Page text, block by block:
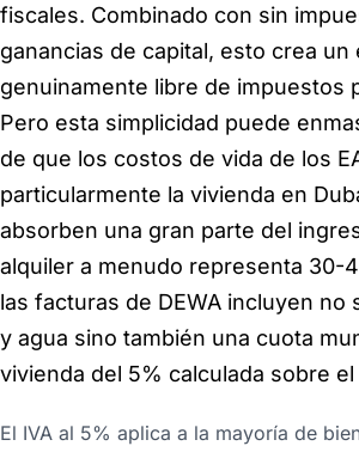
fiscales. Combinado con sin
ganancias de capital, esto crea un
genuinamente libre de impuestos
Pero esta simplicidad puede
de que los costos de vida de los
particularmente la vivienda en
absorben una gran parte del
alquiler a menudo representa 30-
las facturas de DEWA incluyen no
y agua sino también una cuota
vivienda del 5% calculada sobre el
El IVA al 5% aplica a la mayoría de